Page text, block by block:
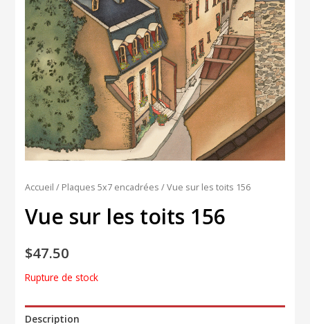
Accueil / Plaques 5x7 encadrées / Vue sur les toits 156
Vue sur les toits 156
$47.50
Rupture de stock
Description